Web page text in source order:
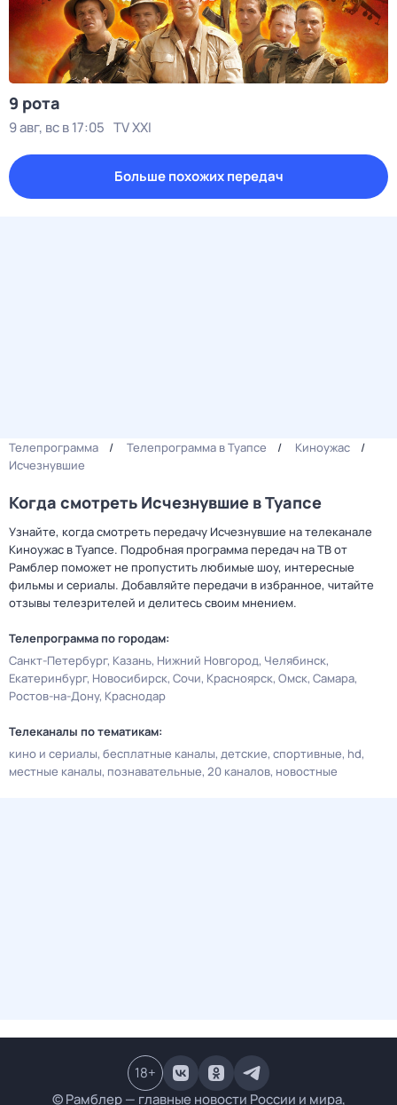
9 рота
9 авг, вс в 17:05 TV XXI
Больше похожих передач
Телепрограмма Телепрограмма в Туапсе
Киноужас
Исчезнувшие
Когда смотреть Исчезнувшие в Туапсе
Узнайте, когда смотреть передачу Исчезнувшие на телеканале
Киноужас в Туапсе. Подробная программа передач на ТВ от
Рамблер поможет не пропустить любимые шоу, интересные
фильмы и сериалы. Добавляйте передачи в избранное, читайте
отзывы телезрителей и делитесь своим мнением.
Телепрограмма по городам:
Санкт-Петербург Казань Нижний Новгород Челябинск
Екатеринбург Новосибирск Сочи Красноярск Омск Самара
Ростов-на-Дону Краснодар
Телеканалы по тематикам:
кино и сериалы бесплатные каналы детские спортивные hd
местные каналы познавательные 20 каналов новостные
© Рамблер — главные новости России и мира,
18+